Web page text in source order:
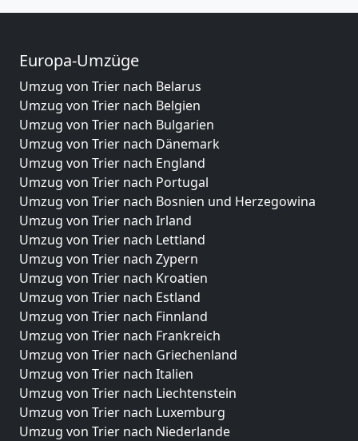
Europa-Umzüge
Umzug von Trier nach Belarus
Umzug von Trier nach Belgien
Umzug von Trier nach Bulgarien
Umzug von Trier nach Dänemark
Umzug von Trier nach England
Umzug von Trier nach Portugal
Umzug von Trier nach Bosnien und Herzegowina
Umzug von Trier nach Irland
Umzug von Trier nach Lettland
Umzug von Trier nach Zypern
Umzug von Trier nach Kroatien
Umzug von Trier nach Estland
Umzug von Trier nach Finnland
Umzug von Trier nach Frankreich
Umzug von Trier nach Griechenland
Umzug von Trier nach Italien
Umzug von Trier nach Liechtenstein
Umzug von Trier nach Luxemburg
Umzug von Trier nach Niederlande